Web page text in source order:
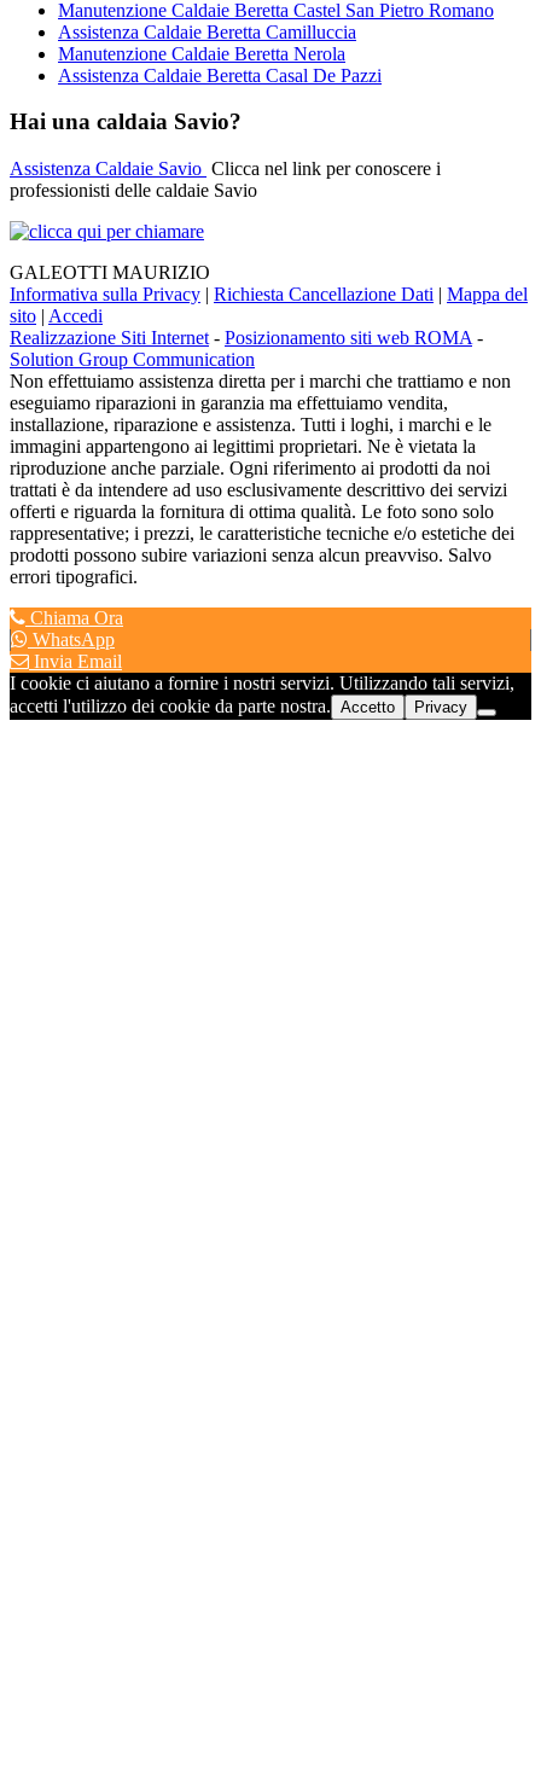
Manutenzione Caldaie Beretta Castel San Pietro Romano
Assistenza Caldaie Beretta Camilluccia
Manutenzione Caldaie Beretta Nerola
Assistenza Caldaie Beretta Casal De Pazzi
Hai una caldaia Savio?
Assistenza Caldaie Savio Clicca nel link per conoscere i
professionisti delle caldaie Savio
GALEOTTI MAURIZIO
Informativa sulla Privacy | Richiesta Cancellazione Dati | Mappa del
sito | Accedi
Realizzazione Siti Internet - Posizionamento siti web ROMA -
Solution Group Communication
Non effettuiamo assistenza diretta per i marchi che trattiamo e non
eseguiamo riparazioni in garanzia ma effettuiamo vendita,
installazione, riparazione e assistenza. Tutti i loghi, i marchi e le
immagini appartengono ai legittimi proprietari. Ne è vietata la
riproduzione anche parziale. Ogni riferimento ai prodotti da noi
trattati è da intendere ad uso esclusivamente descrittivo dei servizi
offerti e riguarda la fornitura di ottima qualità. Le foto sono solo
rappresentative; i prezzi, le caratteristiche tecniche e/o estetiche dei
prodotti possono subire variazioni senza alcun preavviso. Salvo
errori tipografici.
Chiama Ora
WhatsApp
Invia Email
I cookie ci aiutano a fornire i nostri servizi. Utilizzando tali servizi,
accetti l'utilizzo dei cookie da parte nostra. Accetto Privacy